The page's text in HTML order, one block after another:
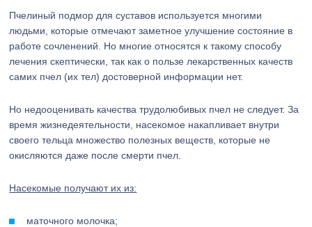
Пчелиный подмор для суставов используется многими
людьми, которые отмечают заметное улучшение состояние в
работе сочленений. Но многие относятся к такому способу
лечения скептически, так как о пользе лекарственных качеств
самих пчел (их тел) достоверной информации нет.
Но недооценивать качества трудолюбивых пчел не следует. За
время жизнедеятельности, насекомое накапливает внутри
своего тельца множество полезных веществ, которые не
окисляются даже после смерти пчел.
Насекомые получают их из:
маточного молочка;